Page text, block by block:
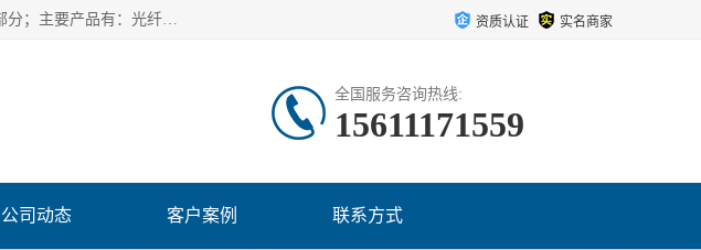
北京浅蓝纳米科技发展有限责任公司主体经营分为：真空配件销售、真空腔体定制、真空设备集成三个部分；主要产品有：光纤真空馈通法兰、光纤真空法兰、光纤法兰、低损耗光纤真空法兰；源瓶、ALD源瓶、MO源瓶、CVD源瓶、50ml源瓶现货、隔膜阀、波纹管密封阀；真空航插电极法兰、电极法兰、真空法兰、信号法兰、陶封电极法兰、D型真空电极；真空腔体定制、磁控溅射、热蒸发镀膜机、PE-CVD、ALD； 资质认证 实名商家
全国服务咨询热线:
15611171559
公司动态 客户案例 联系方式